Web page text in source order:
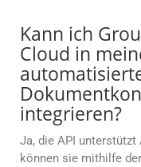
Kann ich
Cloud in
integrieren?
Ja, die API
können sie mithilfe